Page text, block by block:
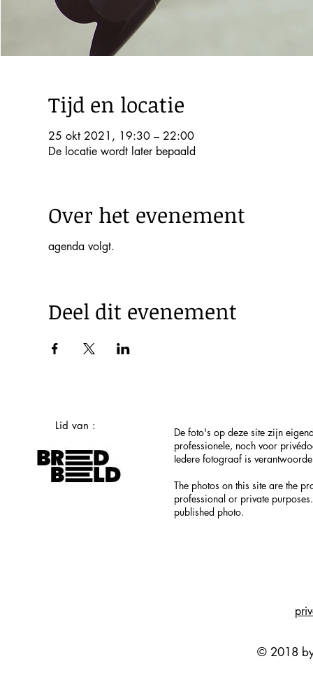
Tijd en locatie
25 okt 2021, 19:30 – 22:00
De locatie wordt later bepaald
Over het evenement
agenda volgt.
Deel dit evenement
Lid van :
De foto's op deze site zijn
professionele, noch voor
Iedere fotograaf is
The photos on this site are the
professional or private
published photo.
© 2018